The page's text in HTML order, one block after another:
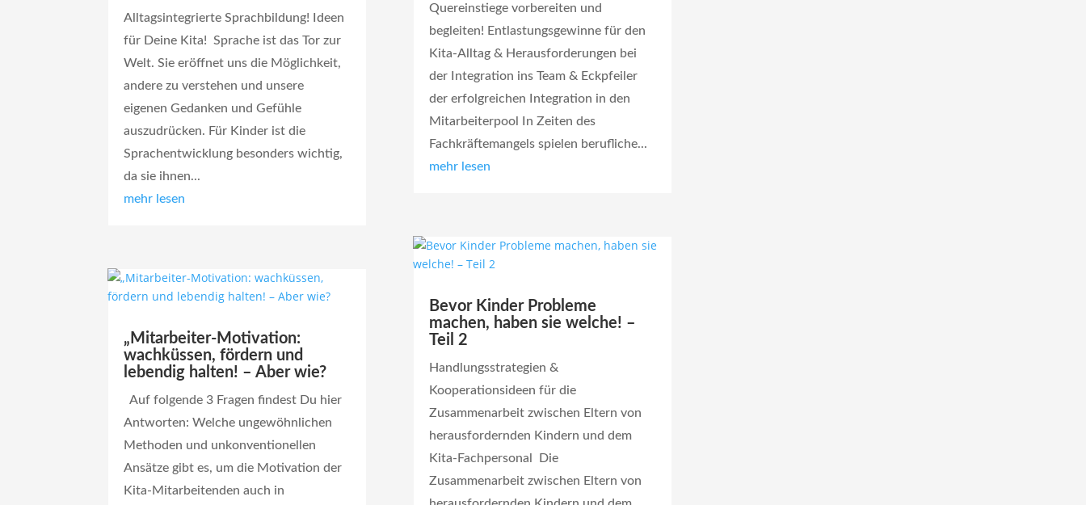
Alltagsintegrierte Sprachbildung! Ideen
für Deine Kita! Sprache ist das Tor zur
Welt. Sie eröffnet uns die Möglichkeit,
andere zu verstehen und unsere
eigenen Gedanken und Gefühle
auszudrücken. Für Kinder ist die
Sprachentwicklung besonders wichtig,
da sie ihnen...
mehr lesen
„Mitarbeiter-Motivation:
wachküssen, fördern und
lebendig halten! – Aber wie?
Auf folgende 3 Fragen findest Du hier
Antworten: Welche ungewöhnlichen
Methoden und unkonventionellen
Ansätze gibt es, um die Motivation der
Kita-Mitarbeitenden auch in
Quereinstiege vorbereiten und
begleiten! Entlastungsgewinne für den
Kita-Alltag & Herausforderungen bei
der Integration ins Team & Eckpfeiler
der erfolgreichen Integration in den
Mitarbeiterpool In Zeiten des
Fachkräftemangels spielen berufliche...
mehr lesen
Bevor Kinder Probleme
machen, haben sie welche! –
Teil 2
Handlungsstrategien &
Kooperationsideen für die
Zusammenarbeit zwischen Eltern von
herausfordernden Kindern und dem
Kita-Fachpersonal Die
Zusammenarbeit zwischen Eltern von